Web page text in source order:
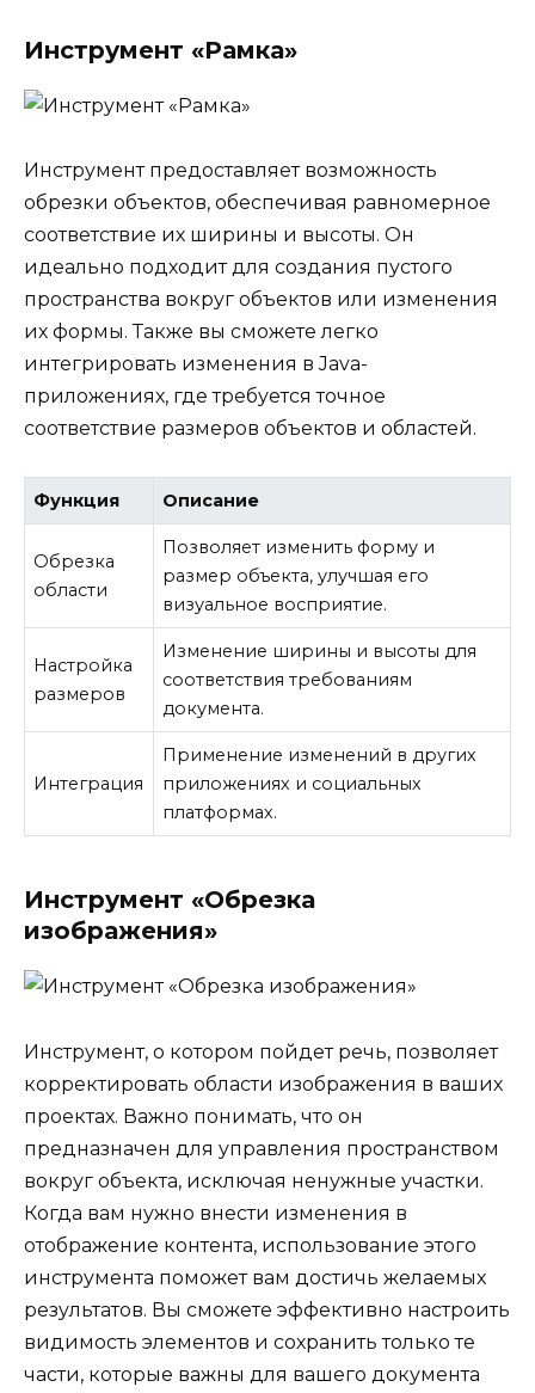
Инструмент «Рамка»
Инструмент предоставляет возможность
обрезки объектов, обеспечивая равномерное
соответствие их ширины и высоты. Он
идеально подходит для создания пустого
пространства вокруг объектов или изменения
их формы. Также вы сможете легко
интегрировать изменения в Java-
приложениях, где требуется точное
соответствие размеров объектов и областей.
Функция Описание
Обрезка
области
Позволяет изменить форму и
размер объекта, улучшая его
визуальное восприятие.
Настройка
размеров
Изменение ширины и высоты для
соответствия требованиям
документа.
Интеграция
Применение изменений в других
приложениях и социальных
платформах.
Инструмент «Обрезка
изображения»
Инструмент, о котором пойдет речь, позволяет
корректировать области изображения в ваших
проектах. Важно понимать, что он
предназначен для управления пространством
вокруг объекта, исключая ненужные участки.
Когда вам нужно внести изменения в
отображение контента, использование этого
инструмента поможет вам достичь желаемых
результатов. Вы сможете эффективно настроить
видимость элементов и сохранить только те
части, которые важны для вашего документа